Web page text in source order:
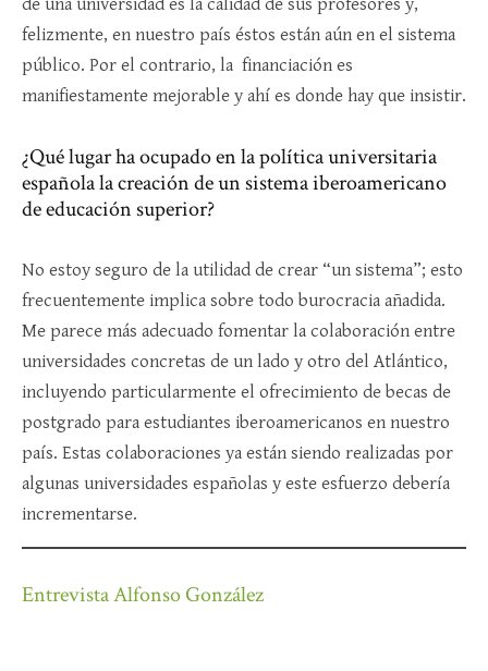
de una universidad es la calidad de sus profesores y,
felizmente, en nuestro país éstos están aún en el sistema
público. Por el contrario, la financiación es
manifiestamente mejorable y ahí es donde hay que insistir.
¿Qué lugar ha ocupado en la política universitaria
española la creación de un sistema iberoamericano
de educación superior?
No estoy seguro de la utilidad de crear “un sistema”; esto
frecuentemente implica sobre todo burocracia añadida.
Me parece más adecuado fomentar la colaboración entre
universidades concretas de un lado y otro del Atlántico,
incluyendo particularmente el ofrecimiento de becas de
postgrado para estudiantes iberoamericanos en nuestro
país. Estas colaboraciones ya están siendo realizadas por
algunas universidades españolas y este esfuerzo debería
incrementarse.
Entrevista Alfonso González